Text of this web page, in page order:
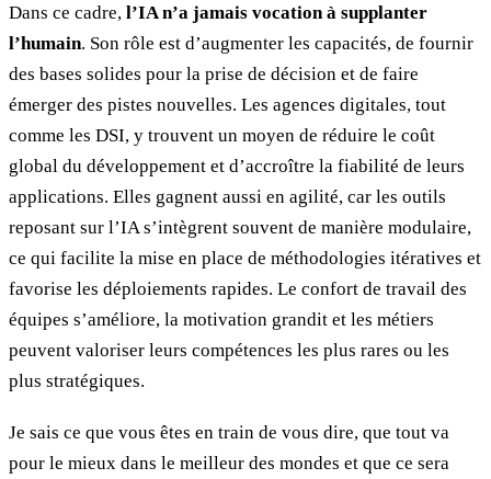
Dans ce cadre, l’IA n’a jamais vocation à supplanter
l’humain. Son rôle est d’augmenter les capacités, de fournir
des bases solides pour la prise de décision et de faire
émerger des pistes nouvelles. Les agences digitales, tout
comme les DSI, y trouvent un moyen de réduire le coût
global du développement et d’accroître la fiabilité de leurs
applications. Elles gagnent aussi en agilité, car les outils
reposant sur l’IA s’intègrent souvent de manière modulaire,
ce qui facilite la mise en place de méthodologies itératives et
favorise les déploiements rapides. Le confort de travail des
équipes s’améliore, la motivation grandit et les métiers
peuvent valoriser leurs compétences les plus rares ou les
plus stratégiques.
Je sais ce que vous êtes en train de vous dire, que tout va
pour le mieux dans le meilleur des mondes et que ce sera